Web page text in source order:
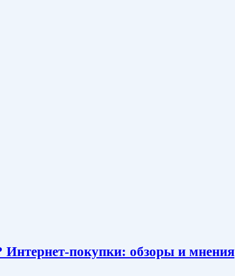
Интернет-покупки: обзоры и мнения